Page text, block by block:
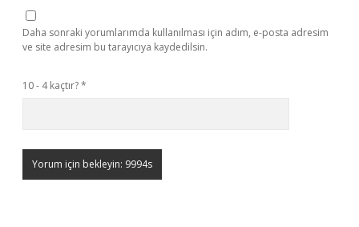
Daha sonraki yorumlarımda kullanılması için adım, e-posta adresim
ve site adresim bu tarayıcıya kaydedilsin.
10 - 4 kaçtır?*